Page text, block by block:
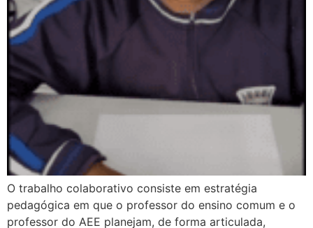
O trabalho colaborativo consiste em estratégia
pedagógica em que o professor do ensino comum e o
professor do AEE planejam, de forma articulada,